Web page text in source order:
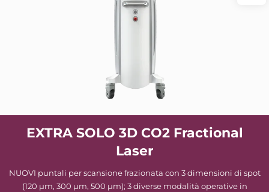
EXTRA SOLO 3D CO2 Fractional
Laser
NUOVI puntali per scansione frazionata con 3 dimensioni di spot
(120 µm, 300 µm, 500 µm); 3 diverse modalità operative in